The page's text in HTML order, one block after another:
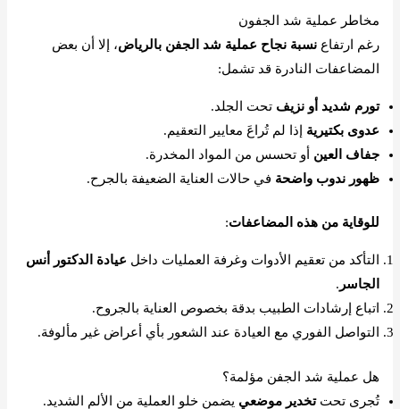
مخاطر عملية شد الجفون
رغم ارتفاعنسبة نجاح عملية شد الجفن بالرياض، إلا أن بعض
المضاعفات النادرة قد تشمل:
تورم شديد أو نزيف تحت الجلد.
عدوى بكتيرية إذا لم تُراعَ معايير التعقيم.
جفاف العين أو تحسس من المواد المخدرة.
ظهور ندوب واضحة في حالات العناية الضعيفة بالجرح.
للوقاية من هذه المضاعفات:
التأكد من تعقيم الأدوات وغرفة العمليات داخل عيادة الدكتور أنس
الجاسر .
اتباع إرشادات الطبيب بدقة بخصوص العناية بالجروح.
التواصل الفوري مع العيادة عند الشعور بأي أعراض غير مألوفة.
هل عملية شد الجفن مؤلمة؟
تُجرى تحتتخدير موضعي يضمن خلو العملية من الألم الشديد.